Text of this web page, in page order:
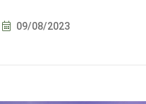
09/08/2023